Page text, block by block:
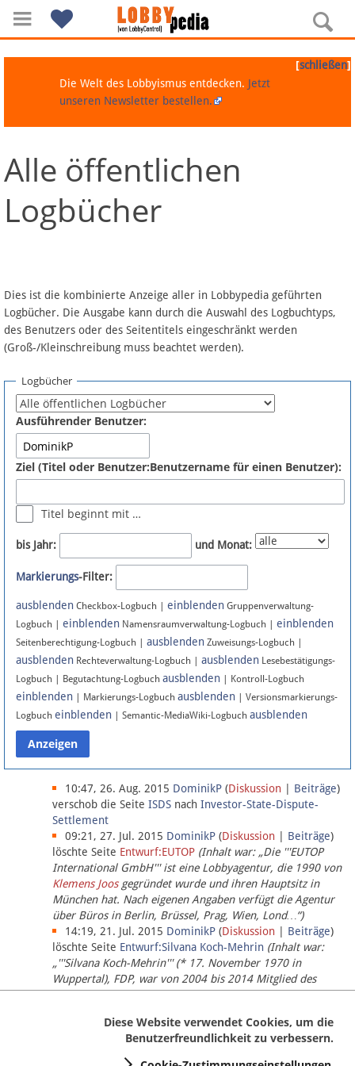
Navigation
Über Lobbypedia
Artikel nach Kategorien
FAQ
Fördermitglied werden
Fehler melden
Newsletter
Bluesky
Facebook
Instagram
Anmelden
Datenschutz
Über Lobbypedia
Impressum
[schließen]
Die Welt des Lobbyismus entdecken. Jetzt
unseren Newsletter bestellen.
Alle öffentlichen
Logbücher
Dies ist die kombinierte Anzeige aller in Lobbypedia geführten
Logbücher. Die Ausgabe kann durch die Auswahl des Logbuchtyps,
des Benutzers oder des Seitentitels eingeschränkt werden
(Groß-/Kleinschreibung muss beachtet werden).
Logbücher
Ausführender Benutzer:
Ziel (Titel oder Benutzer:Benutzername für einen Benutzer):
Titel beginnt mit …
bis Jahr: und Monat:
Markierungs-Filter:
ausblenden Checkbox-Logbuch | einblenden Gruppenverwaltung-
Logbuch | einblenden Namensraumverwaltung-Logbuch | einblenden
Seitenberechtigung-Logbuch | ausblenden Zuweisungs-Logbuch |
ausblenden Rechteverwaltung-Logbuch | ausblenden Lesebestätigungs-
Logbuch | Begutachtung-Logbuch ausblenden | Kontroll-Logbuch
einblenden | Markierungs-Logbuch ausblenden | Versionsmarkierungs-
Logbuch einblenden | Semantic-MediaWiki-Logbuch ausblenden
10:47, 26. Aug. 2015 DominikP (Diskussion Beiträge)
verschob die Seite ISDS nach Investor-State-Dispute-
Settlement
09:21, 27. Jul. 2015 DominikP (Diskussion Beiträge)
löschte Seite Entwurf:EUTOP (Inhalt war: „Die '''EUTOP
International GmbH''' ist eine Lobbyagentur, die 1990 von
Klemens Joosgegründet wurde und ihren Hauptsitz in
München hat. Nach eigenen Angaben verfügt die Agentur
über Büros in Berlin, Brüssel, Prag, Wien, Lond…“)
14:19, 21. Jul. 2015 DominikP (Diskussion Beiträge)
löschte Seite Entwurf:Silvana Koch-Mehrin (Inhalt war:
„'''Silvana Koch-Mehrin''' (* 17. November 1970 in
Wuppertal), FDP, war von 2004 bis 2014 Mitglied des
Europäischen Parlaments, seit November 2014 ist sie für
Diese Website verwendet Cookies, um die
Benutzerfreundlichkeit zu verbessern.